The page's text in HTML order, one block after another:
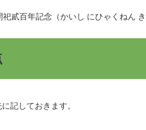
貳百年記念（かいし にひゃくねん
記しておきます。